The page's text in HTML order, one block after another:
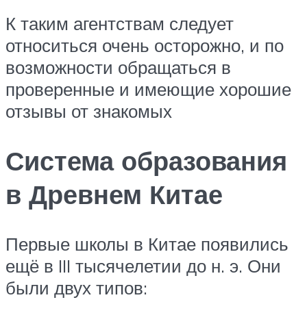
К таким агентствам следует
относиться очень осторожно, и по
возможности обращаться в
проверенные и имеющие хорошие
отзывы от знакомых
Система образования
в Древнем Китае
Первые школы в Китае появились
ещё в III тысячелетии до н. э. Они
были двух типов: